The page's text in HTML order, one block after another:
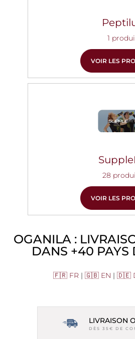
1
VOIR LES
28
VOIR LES
OGANILA :
DANS +40 PAYS
🇫🇷 FR | 🇬🇧 EN | 🇩🇪
LIVRAISON
DÈS 35€ DE